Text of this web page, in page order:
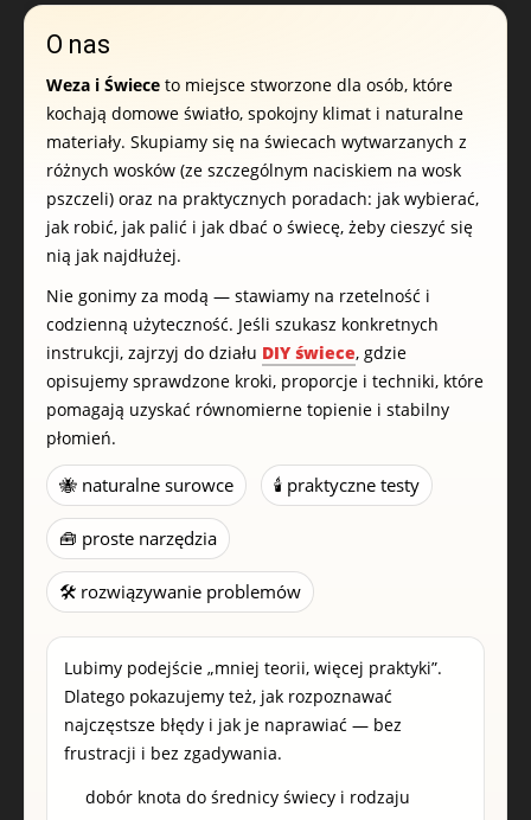
O nas
Weza i Świece to miejsce stworzone dla osób, które
kochają domowe światło, spokojny klimat i naturalne
materiały. Skupiamy się na świecach wytwarzanych z
różnych wosków (ze szczególnym naciskiem na wosk
pszczeli) oraz na praktycznych poradach: jak wybierać,
jak robić, jak palić i jak dbać o świecę, żeby cieszyć się
nią jak najdłużej.
Nie gonimy za modą — stawiamy na rzetelność i
codzienną użyteczność. Jeśli szukasz konkretnych
instrukcji, zajrzyj do działu DIY świece, gdzie
opisujemy sprawdzone kroki, proporcje i techniki, które
pomagają uzyskać równomierne topienie i stabilny
płomień.
🐝 naturalne surowce 🕯️ praktyczne testy
🧰 proste narzędzia
🛠️ rozwiązywanie problemów
Lubimy podejście „mniej teorii, więcej praktyki”.
Dlatego pokazujemy też, jak rozpoznawać
najczęstsze błędy i jak je naprawiać — bez
frustracji i bez zgadywania.
dobór knota do średnicy świecy i rodzaju